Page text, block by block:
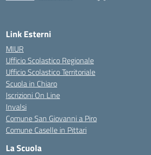
Link Esterni
MIUR
Ufficio Scolastico Regionale
Ufficio Scolastico Territoriale
Scuola in Chiaro
Iscrizioni On Line
Invalsi
Comune San Giovanni a Piro
Comune Caselle in Pittari
La Scuola